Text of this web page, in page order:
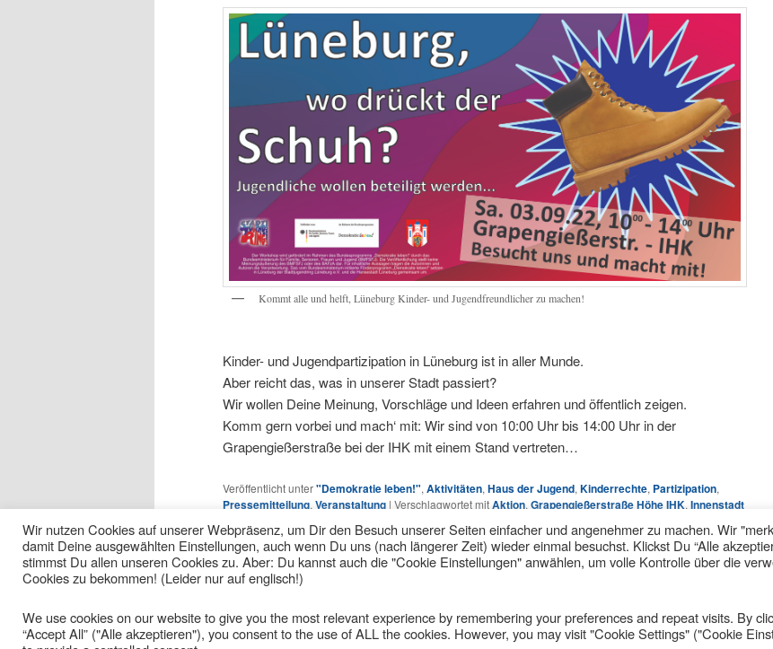
Kommt alle und helft, Lüneburg Kinder- und Jugendfreundlicher zu machen!
Kinder- und Jugendpartizipation in Lüneburg ist in aller Munde.
Aber reicht das, was in unserer Stadt passiert?
Wir wollen Deine Meinung, Vorschläge und Ideen erfahren und öffentlich zeigen.
Komm gern vorbei und mach‘ mit: Wir sind von 10:00 Uhr bis 14:00 Uhr in der
Grapengießerstraße bei der IHK mit einem Stand vertreten…
Veröffentlicht unter"Demokratie leben!", Aktivitäten, Haus der Jugend, Kinderrechte, Partizipation,
Pressemitteilung, Veranstaltung | Verschlagwortet mitAktion, Grapengießerstraße Höhe IHK, Innenstadt
Wir nutzen Cookies auf unserer Webpräsenz, um Dir den Besuch unserer Seiten einfacher und angenehmer zu machen. Wir
damit Deine ausgewählten Einstellungen, auch wenn Du uns (nach längerer Zeit) wieder einmal besuchst. Klickst Du “Alle
stimmst Du allen unseren Cookies zu. Aber: Du kannst auch die "Cookie Einstellungen" anwählen, um volle Kontrolle über die
Cookies zu bekommen! (Leider nur auf englisch!)
We use cookies on our website to give you the most relevant experience by remembering your preferences and repeat visits. By
“Accept All” ("Alle akzeptieren"), you consent to the use of ALL the cookies. However, you may visit "Cookie Settings" ("Cookie